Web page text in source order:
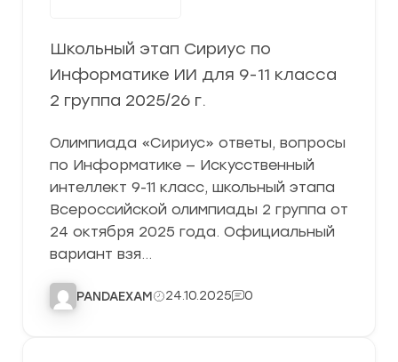
Школьный этап Сириус по
Информатике ИИ для 9-11 класса
2 группа 2025/26 г.
Олимпиада «Сириус» ответы, вопросы
по Информатике — Искусственный
интеллект 9-11 класс, школьный этапа
Всероссийской олимпиады 2 группа от
24 октября 2025 года. Официальный
вариант взя…
PANDAEXAM 24.10.2025 0